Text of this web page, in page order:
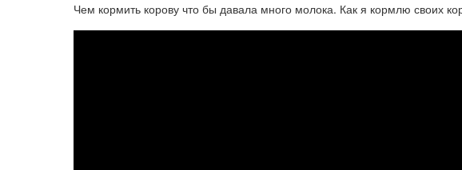
Чем кормить корову что бы давала много молока. Как я кормлю своих